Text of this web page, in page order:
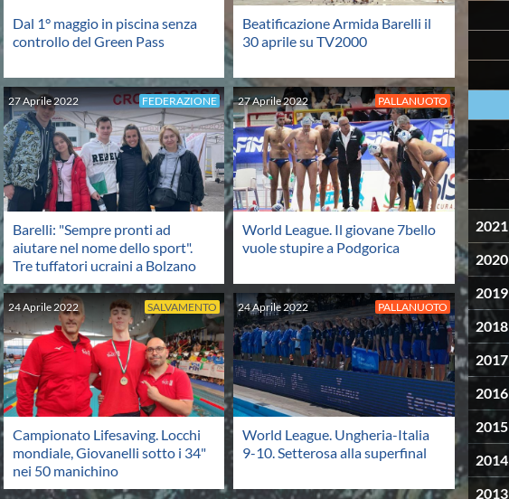
Dal 1° maggio in piscina senza
controllo del Green Pass
Beatificazione Armida Barelli il
30 aprile su TV2000
FEDERAZIONE
27Aprile2022
Barelli: "Sempre pronti ad
aiutare nel nome dello sport".
Tre tuffatori ucraini a Bolzano
PALLANUOTO
27Aprile2022
World League. Il giovane 7bello
vuole stupire a Podgorica
SALVAMENTO
24Aprile 2022
Campionato Lifesaving. Locchi
mondiale, Giovanelli sotto i 34"
nei 50 manichino
PALLANUOTO
24Aprile 2022
World League. Ungheria-Italia
9-10. Setterosa alla superfinal
2021
2020
2019
2018
2017
2016
2015
2014
2013